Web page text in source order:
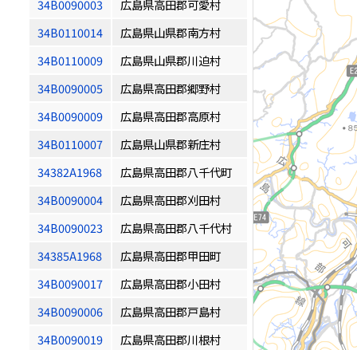
34B0090003
広島県高田郡可愛村
34B0110014
広島県山県郡南方村
34B0110009
広島県山県郡川迫村
34B0090005
広島県高田郡郷野村
34B0090009
広島県高田郡高原村
34B0110007
広島県山県郡新庄村
34382A1968
広島県高田郡八千代町
34B0090004
広島県高田郡刈田村
34B0090023
広島県高田郡八千代村
34385A1968
広島県高田郡甲田町
34B0090017
広島県高田郡小田村
34B0090006
広島県高田郡戸島村
34B0090019
広島県高田郡川根村